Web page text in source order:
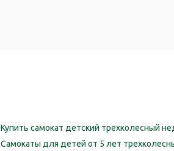
Купить самокат детский трехколесный
Самокаты для детей от 5 лет